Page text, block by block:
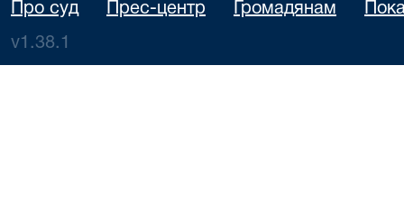
Про суд Прес-центр Громадянам
v1.38.1